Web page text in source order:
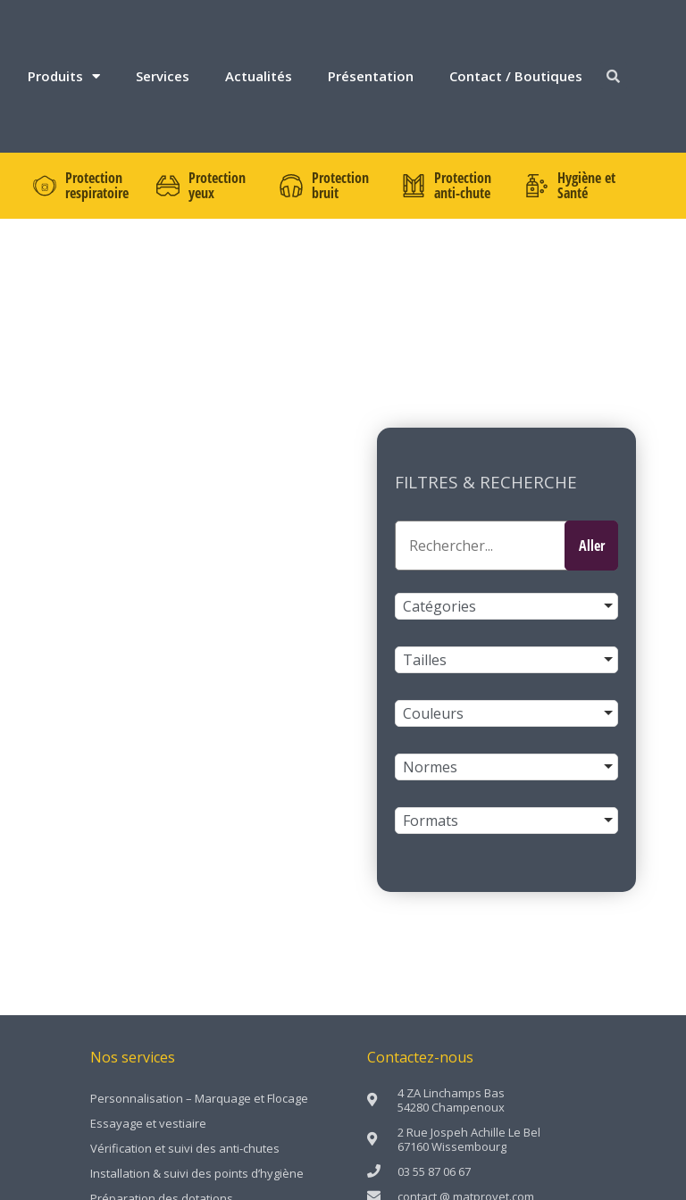
Produits Services Actualités Présentation Contact / Boutiques
Protection
respiratoire
Protection
yeux
Protection
bruit
Protection
anti-chute
Hygiène et
Santé
FILTRES & RECHERCHE
Catégories
Tailles
Couleurs
Normes
Formats
Nos services
Personnalisation – Marquage et Flocage
Essayage et vestiaire
Vérification et suivi des anti-chutes
Installation & suivi des points d’hygiène
Contactez-nous
4 ZA Linchamps Bas
54280 Champenoux
2 Rue Jospeh Achille Le Bel
67160 Wissembourg
03 55 87 06 67
contact @ matprovet.com